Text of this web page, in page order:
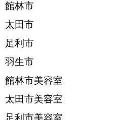
館林市
太田市
足利市
羽生市
館林市美容室
太田市美容室
足利市美容室